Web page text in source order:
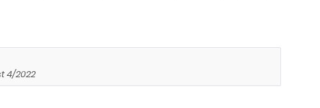
4/2022